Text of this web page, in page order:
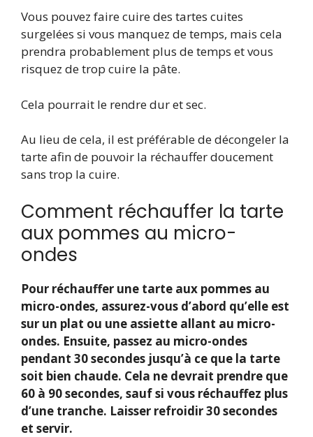
Vous pouvez faire cuire des tartes cuites
surgelées si vous manquez de temps, mais cela
prendra probablement plus de temps et vous
risquez de trop cuire la pâte.
Cela pourrait le rendre dur et sec.
Au lieu de cela, il est préférable de décongeler la
tarte afin de pouvoir la réchauffer doucement
sans trop la cuire.
Comment réchauffer la tarte
aux pommes au micro-
ondes
Pour réchauffer une tarte aux pommes au
micro-ondes, assurez-vous d’abord qu’elle est
sur un plat ou une assiette allant au micro-
ondes. Ensuite, passez au micro-ondes
pendant 30 secondes jusqu’à ce que la tarte
soit bien chaude. Cela ne devrait prendre que
60 à 90 secondes, sauf si vous réchauffez plus
d’une tranche. Laisser refroidir 30 secondes
et servir.